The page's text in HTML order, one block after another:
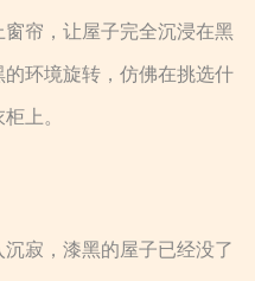
帘，让屋子完全沉浸在黑
环境旋转，仿佛在挑选什
上。
寂，漆黑的屋子已经没了